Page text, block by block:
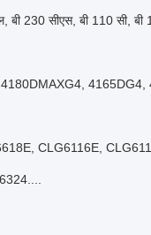
बी 230 सीएस, बी 110 सी, बी
4180DMAXG4,
CLG6116E,